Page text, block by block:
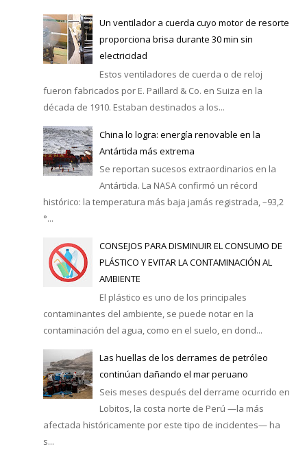
Un ventilador a cuerda cuyo motor de resorte
proporciona brisa durante 30 min sin
electricidad
Estos ventiladores de cuerda o de reloj
fueron fabricados por E. Paillard & Co. en Suiza en la
década de 1910. Estaban destinados a los...
China lo logra: energía renovable en la
Antártida más extrema
Se reportan sucesos extraordinarios en la
Antártida. La NASA confirmó un récord
histórico: la temperatura más baja jamás registrada, –93,2
°...
CONSEJOS PARA DISMINUIR EL CONSUMO DE
PLÁSTICO Y EVITAR LA CONTAMINACIÓN AL
AMBIENTE
El plástico es uno de los principales
contaminantes del ambiente, se puede notar en la
contaminación del agua, como en el suelo, en dond...
Las huellas de los derrames de petróleo
continúan dañando el mar peruano
Seis meses después del derrame ocurrido en
Lobitos, la costa norte de Perú —la más
afectada históricamente por este tipo de incidentes— ha
s...